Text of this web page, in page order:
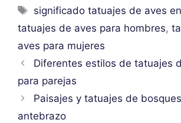
Etiquetas
significado tatuajes de aves
tatuajes de aves para hombres,
aves para mujeres
Diferentes estilos de tatuajes
para parejas
Paisajes y tatuajes de
antebrazo